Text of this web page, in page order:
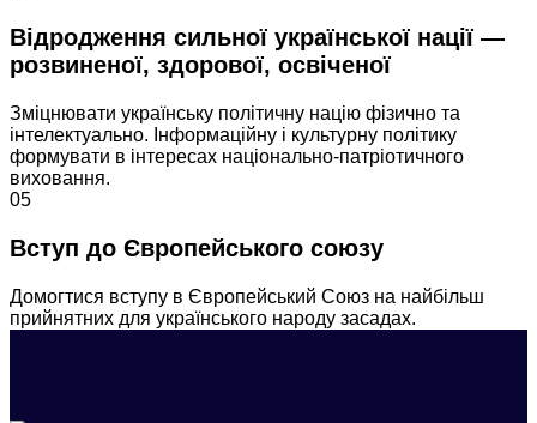
Відродження сильної української нації —
розвиненої, здорової, освіченої
Зміцнювати українську політичну націю фізично та
інтелектуально. Інформаційну і культурну політику
формувати в інтересах національно-патріотичного
виховання.
05
Вступ до Європейського союзу
Домогтися вступу в Європейський Союз на найбільш
прийнятних для українського народу засадах.